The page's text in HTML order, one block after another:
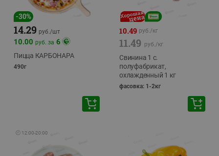
-30%
14.29 руб./шт
10.00 руб. за 6
Пицца КАРБОНАРА
490г
10.49 руб./кг
11.49 руб./кг
Свинина 1 с.
полуфабрикат,
охлажденный 1 кг
фасовка: 1-2кг
🕘 12:00-20:00